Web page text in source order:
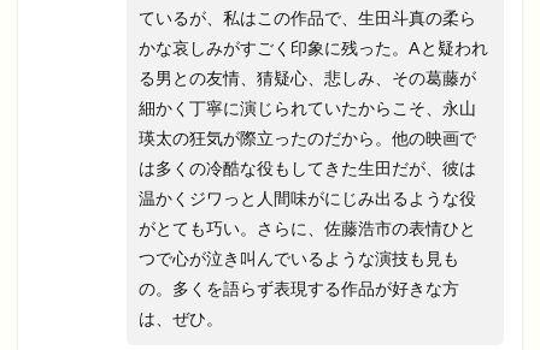
ているが、私はこの作品で、生田斗真の柔ら
かな哀しみがすごく印象に残った。Aと疑われ
る男との友情、猜疑心、悲しみ、その葛藤が
細かく丁寧に演じられていたからこそ、永山
瑛太の狂気が際立ったのだから。他の映画で
は多くの冷酷な役もしてきた生田だが、彼は
温かくジワっと人間味がにじみ出るような役
がとても巧い。さらに、佐藤浩市の表情ひと
つで心が泣き叫んでいるような演技も見も
の。多くを語らず表現する作品が好きな方
は、ぜひ。